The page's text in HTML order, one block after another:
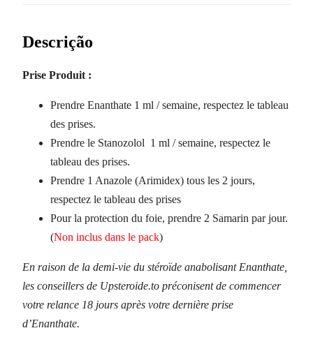
Descrição
Prise Produit :
Prendre Enanthate 1 ml / semaine, respectez le tableau
des prises.
Prendre le Stanozolol 1 ml / semaine, respectez le
tableau des prises.
Prendre 1 Anazole (Arimidex) tous les 2 jours,
respectez le tableau des prises
Pour la protection du foie, prendre 2 Samarin par jour.
(Non inclus dans le pack)
En raison de la demi-vie du stéroïde anabolisant Enanthate,
les conseillers de Upsteroide.to préconisent de commencer
votre relance 18 jours après votre dernière prise
d’Enanthate.